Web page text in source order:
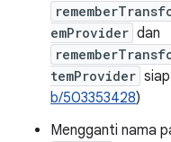
emProvider dan
temProvider
b/503353428)
Mengganti nama